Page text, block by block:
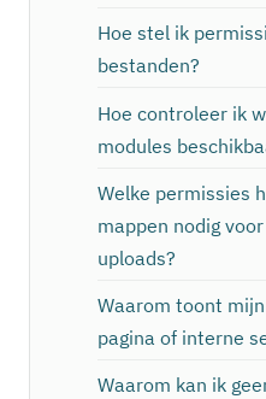
Hoe stel ik
bestanden?
Hoe controleer ik
modules
Welke permissies
mappen nodig
uploads?
Waarom toont
pagina of interne
Waarom kan ik